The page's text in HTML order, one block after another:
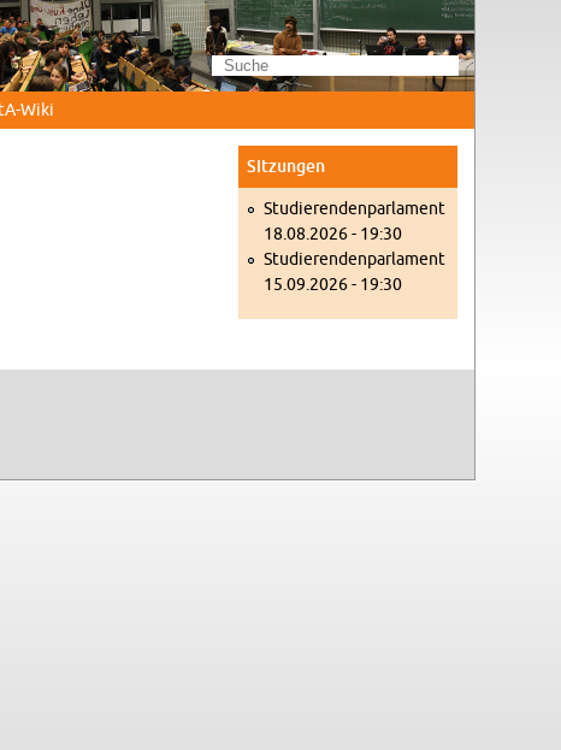
Wi­ki
Sit­zun­gen
Stu­die­ren­den­par­la­ment
18.08.2026 - 19:30
Stu­die­ren­den­par­la­ment
15.09.2026 - 19:30